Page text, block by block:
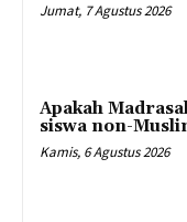
Jumat, 7 Agustus 2026
Apakah
siswa non-
Kamis, 6 Agustus 2026